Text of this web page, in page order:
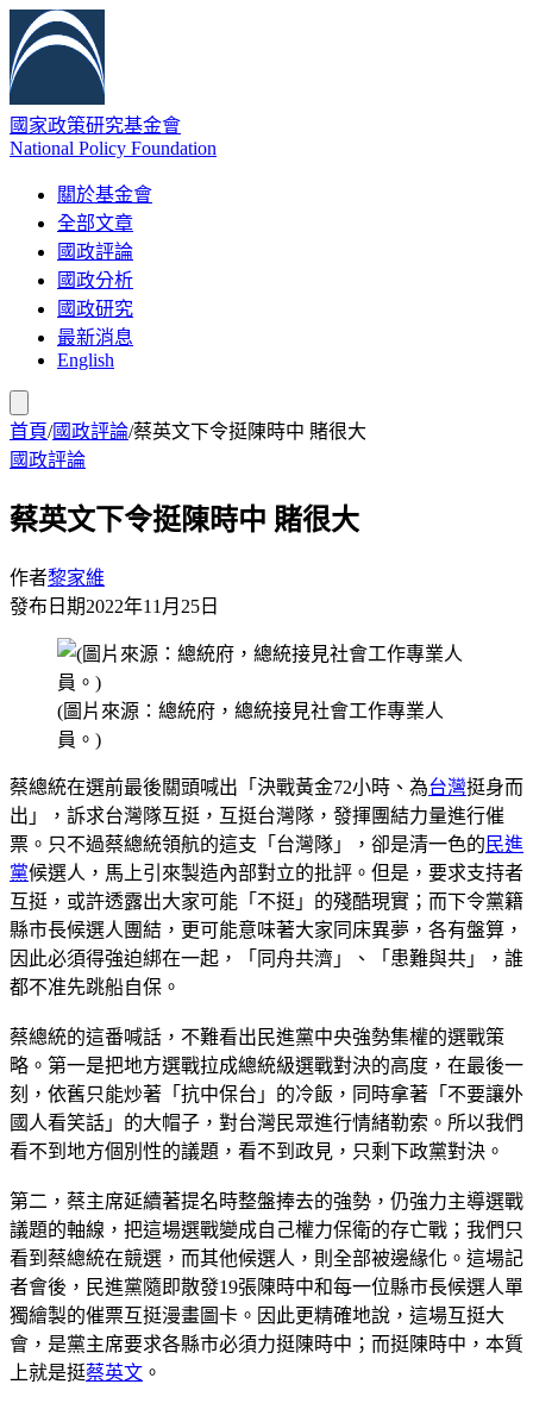
國家政策研究基金會
National Policy Foundation
關於基金會
全部文章
國政評論
國政分析
國政研究
最新消息
English
首頁/國政評論/蔡英文下令挺陳時中 賭很大
國政評論
蔡英文下令挺陳時中 賭很大
作者黎家維
發布日期2022年11月25日
(圖片來源：總統府，總統接見社會工作專業人
員。)
蔡總統在選前最後關頭喊出「決戰黃金72小時、為台灣挺身而
出」，訴求台灣隊互挺，互挺台灣隊，發揮團結力量進行催
票。只不過蔡總統領航的這支「台灣隊」，卻是清一色的 民進
黨候選人，馬上引來製造內部對立的批評。但是，要求支持者
互挺，或許透露出大家可能「不挺」的殘酷現實；而下令黨籍
縣市長候選人團結，更可能意味著大家同床異夢，各有盤算，
因此必須得強迫綁在一起，「同舟共濟」、「患難與共」，誰
都不准先跳船自保。
蔡總統的這番喊話，不難看出民進黨中央強勢集權的選戰策
略。第一是把地方選戰拉成總統級選戰對決的高度，在最後一
刻，依舊只能炒著「抗中保台」的冷飯，同時拿著「不要讓外
國人看笑話」的大帽子，對台灣民眾進行情緒勒索。所以我們
看不到地方個別性的議題，看不到政見，只剩下政黨對決。
第二，蔡主席延續著提名時整盤捧去的強勢，仍強力主導選戰
議題的軸線，把這場選戰變成自己權力保衛的存亡戰；我們只
看到蔡總統在競選，而其他候選人，則全部被邊緣化。這場記
者會後，民進黨隨即散發19張陳時中和每一位縣市長候選人單
獨繪製的催票互挺漫畫圖卡。因此更精確地說，這場互挺大
會，是黨主席要求各縣市必須力挺陳時中；而挺陳時中，本質
上就是挺蔡英文 。